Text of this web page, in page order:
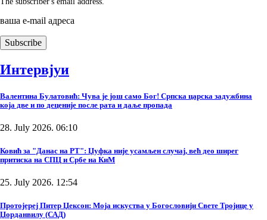
ваша е-mail адреса
Интервјуи
Валентина Булатовић: Чува је још само Бог! Српска царска задужбина
која две и по деценије после рата и даље пропада
28. July 2026. 06:10
Ковић за "Данас на РТ": Џуфка није усамљен случај, већ део ширег
притиска на СПЦ и Србе на КиМ
25. July 2026. 12:54
Протојереј Питер Џексон: Моја искуства у Богословији Свете Тројице у
Џорданвилу (САД)